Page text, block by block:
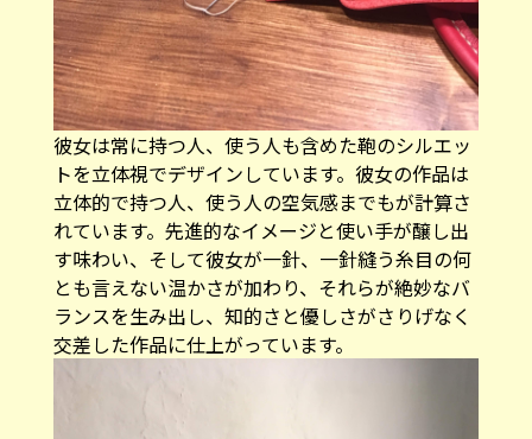
彼女は常に持つ人、使う人も含めた鞄のシルエッ
トを立体視でデザインしています。彼女の作品は
立体的で持つ人、使う人の空気感までもが計算さ
れています。先進的なイメージと使い手が醸し出
す味わい、そして彼女が一針、一針縫う糸目の何
とも言えない温かさが加わり、それらが絶妙なバ
ランスを生み出し、知的さと優しさがさりげなく
交差した作品に仕上がっています。